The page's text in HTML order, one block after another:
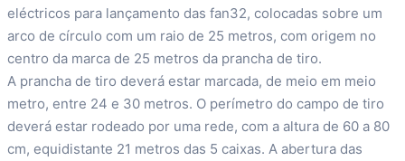
eléctricos para lançamento das fan32, colocadas sobre um
arco de círculo com um raio de 25 metros, com origem no
centro da marca de 25 metros da prancha de tiro.
A prancha de tiro deverá estar marcada, de meio em meio
metro, entre 24 e 30 metros. O perímetro do campo de tiro
deverá estar rodeado por uma rede, com a altura de 60 a 80
cm, equidistante 21 metros das 5 caixas. A abertura das